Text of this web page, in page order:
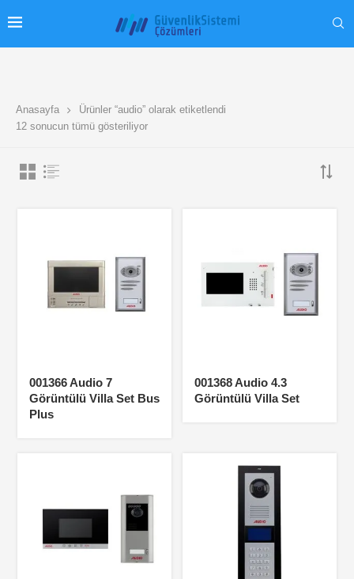
Anasayfa
Ürünler “audio” olarak etiketlendi
12 sonucun tümü gösteriliyor
001366 Audio 7
Görüntülü Villa Set Bus
Plus
001368 Audio 4.3
Görüntülü Villa Set